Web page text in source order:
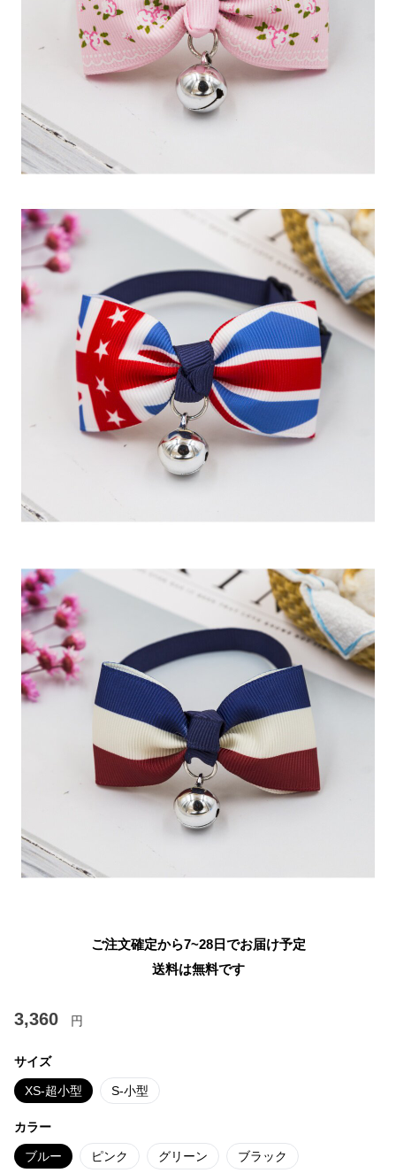
ご注文確定から7~28日でお届け予定
送料は無料です
3,360 円
サイズ
XS-超小型 S-小型
カラー
ブルー ピンク グリーン ブラック